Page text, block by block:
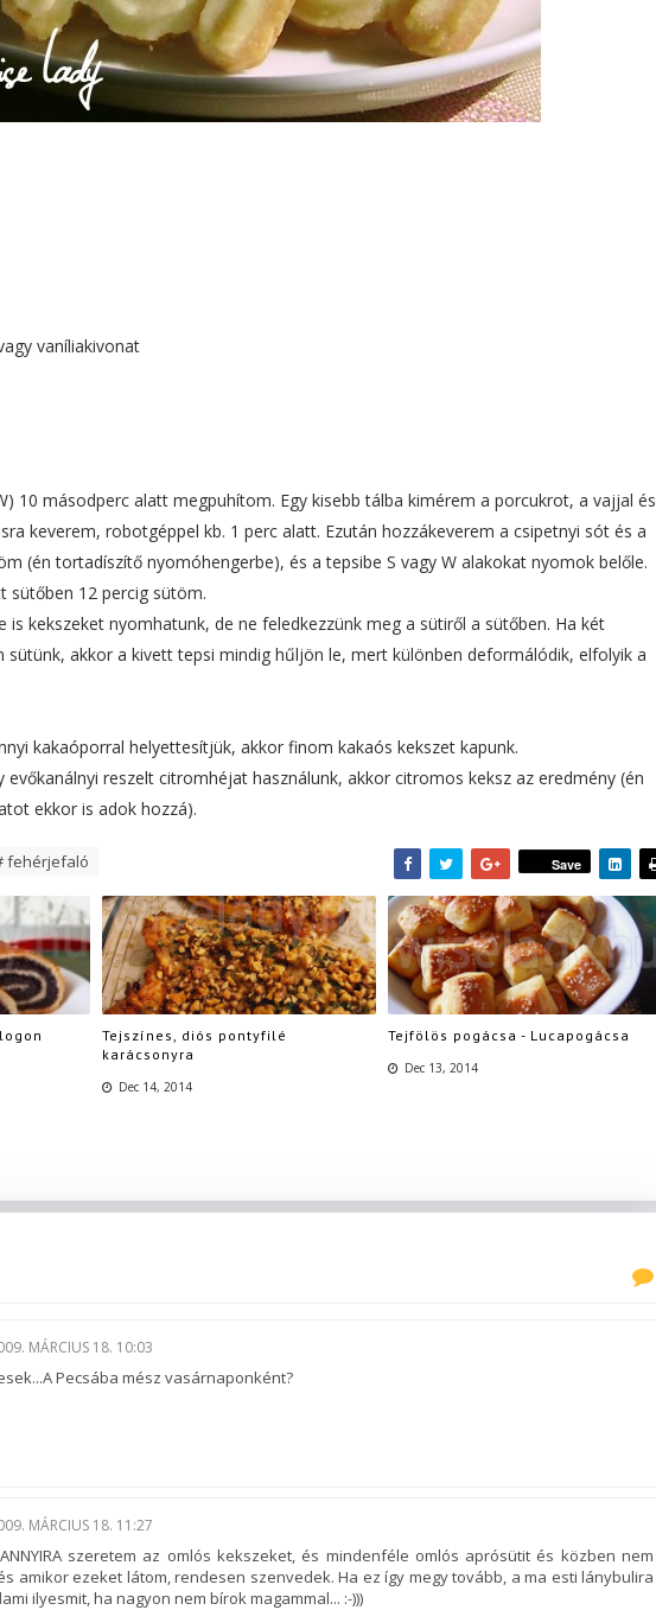
vaníliakivonat
10 másodperc alatt megpuhítom. Egy kisebb tálba kimérem a porcukrot, a vajjal és
keverem, robotgéppel kb. 1 perc alatt. Ezután hozzákeverem a csipetnyi sót és a
(én tortadíszítő nyomóhengerbe), és a tepsibe S vagy W alakokat nyomok belőle.
sütőben 12 percig sütöm.
is kekszeket nyomhatunk, de ne feledkezzünk meg a sütiről a sütőben. Ha két
sütünk, akkor a kivett tepsi mindig hűljön le, mert különben deformálódik, elfolyik a
kakaóporral helyettesítjük, akkor finom kakaós kekszet kapunk.
evőkanálnyi reszelt citromhéjat használunk, akkor citromos keksz az eredmény (én
ekkor is adok hozzá).
fehérjefaló Save
Tejszínes, diós pontyfilé
karácsonyra
Dec 14, 2014
Tejfölös pogácsa - Lucapogácsa
Dec 13, 2014
MÁRCIUS 18. 10:03
Pecsába mész vasárnaponként?
MÁRCIUS 18. 11:27
szeretem az omlós kekszeket, és mindenféle omlós aprósütit és közben nem
amikor ezeket látom, rendesen szenvedek. Ha ez így megy tovább, a ma esti lánybulira
ilyesmit, ha nagyon nem bírok magammal... :-)))